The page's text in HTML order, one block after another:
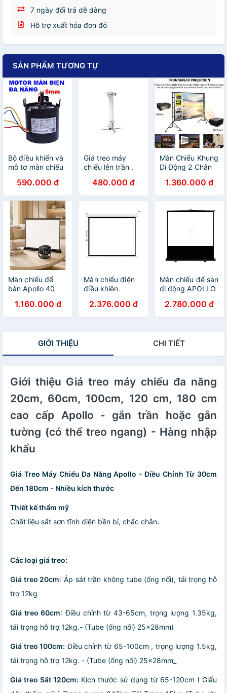
7 ngày đổi trả dễ dàng
Hỗ trợ xuất hóa đơn đỏ
SẢN PHẨM TƯƠNG TỰ
Bộ điều khiển và
mô tơ màn chiếu
dùng để sửa
chữa màn chiếu
tất cả các hãng
có trên thị trường
( hàng chính
hãng )
590.000 đ
Giá treo máy
chiếu lên trần ,
các hãng máy
chiếu hiện nay (
hàng chính hãng
)
480.000 đ
Màn Chiếu Khung
Di Động 2 Chân
100-120 Inch, Tỷ
Lệ 16:9 - Gấp
Gọn, Trình chiếu
ngoài trời - Hàng
1.360.000 đ
Màn chiếu để
bàn Apollo 40
chuyên dành cho
máy chiếu mini,
1.160.000 đ
Màn chiếu điện
điều khiên
Prima chính hãng
kích thước 85
2.376.000 đ
Màn chiếu để sàn
di động APOLLO
nhiều kích thước
50-120 inch -
2.780.000 đ
GIỚI THIỆU CHI TIẾT
Giới thiệu Giá treo máy chiếu đa năng
20cm, 60cm, 100cm, 120 cm, 180 cm
cao cấp Apollo - gắn trần hoặc gắn
tường (có thể treo ngang) - Hàng nhập
khẩu
Giá Treo Máy Chiếu Đa Năng Apollo - Điều Chỉnh Từ 30cm
Đến 180cm - Nhiều kích thước
Thiết kế thẩm mỹ
Chất liệu sắt sơn tĩnh điện bền bỉ, chắc chắn.
Các loại giá treo:
Giá treo 20cm: Áp sát trần không tube (ống nối), tải trọng hỗ
trợ 12kg
Giá treo 60cm: Điều chỉnh từ 43-65cm, trọng lượng 1.35kg,
tải trọng hỗ trợ 12kg.- (Tube (ống nối) 25x28mm)
Giá treo 100cm: Điều chỉnh từ 65-100cm , trọng lượng 1.5kg,
tải trọng hỗ trợ 12kg. - (Tube (ống nối) 25x28mm_
Giá treo Sắt 120cm: Kích thước sử dụng từ 65-120cm ( Giấu